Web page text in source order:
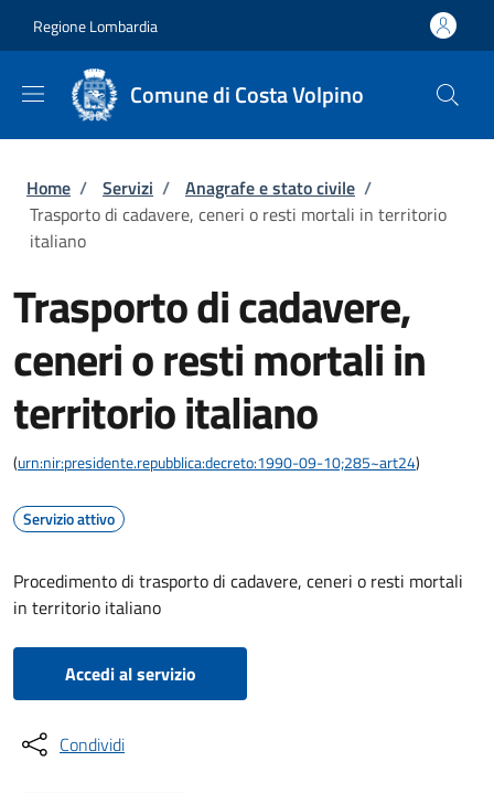
Regione Lombardia
Comune di Costa Volpino
Briciole di pane
Home / Servizi / Anagrafe e stato civile /
Trasporto di cadavere, ceneri o resti mortali in territorio
italiano
Trasporto di cadavere,
ceneri o resti mortali in
territorio italiano
(urn:nir:presidente.repubblica:decreto:1990-09-10;285~art24)
Servizio attivo
Procedimento di trasporto di cadavere, ceneri o resti mortali
in territorio italiano
Accedi al servizio
Condividi